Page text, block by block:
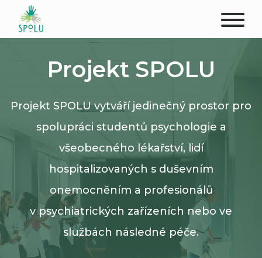
PŮSOBIŠTĚ
KLIENTI
PROFESIONÁLOVÉ
STUDENTI
Projekt SPOLU
Projekt SPOLU vytváří jedinečný prostor pro
spolupráci studentů psychologie a
všeobecného lékařství, lidí
hospitalizovaných s duševním
onemocněním a profesionálů
v psychiatrických zařízeních nebo ve
službách následné péče.